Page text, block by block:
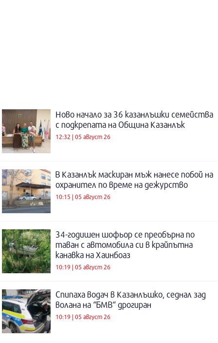
Ново начало за 36 казанлъшки семейства
с подкрепата на Община Казанлък
12:32 | 05 август 26
В Казанлък маскиран мъж нанесе побой на
охранител по време на дежурство
10:15 | 05 август 26
34-годишен шофьор се преобърна по
таван с автомобила си в крайпътна
канавка на Хаинбоаз
10:19 | 05 август 26
Спипаха водач в Казанлъшко, седнал зад
волана на “БМВ“ дрогиран
10:19 | 05 август 26